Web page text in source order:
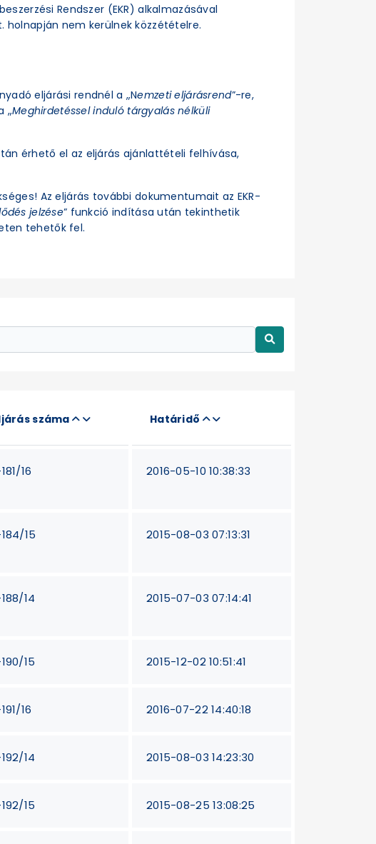
Rendszer (EKR) alkalmazásával
holnapján nem kerülnek közzétételre.
eljárási rendnél a „Nemzeti eljárásrend”-re,
„Meghirdetéssel induló tárgyalás nélküli
érhető el az eljárás ajánlattételi felhívása,
Az eljárás további dokumentumait az EKR-
jelzése” funkció indítása után tekinthetik
tehetők fel.
száma Határidő
16 2016-05-10 10:38:33
15 2015-08-03 07:13:31
14 2015-07-03 07:14:41
15 2015-12-02 10:51:41
16 2016-07-22 14:40:18
14 2015-08-03 14:23:30
15 2015-08-25 13:08:25